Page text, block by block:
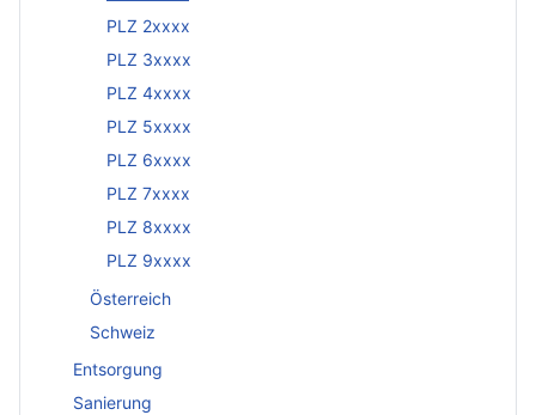
PLZ 2xxxx
PLZ 3xxxx
PLZ 4xxxx
PLZ 5xxxx
PLZ 6xxxx
PLZ 7xxxx
PLZ 8xxxx
PLZ 9xxxx
Österreich
Schweiz
Entsorgung
Sanierung